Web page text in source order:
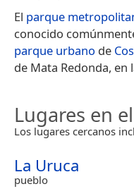
El parque
conocido
parque urbano de
de Mata Redonda, en
Lugares en
Los lugares cercanos
La Uruca
pueblo